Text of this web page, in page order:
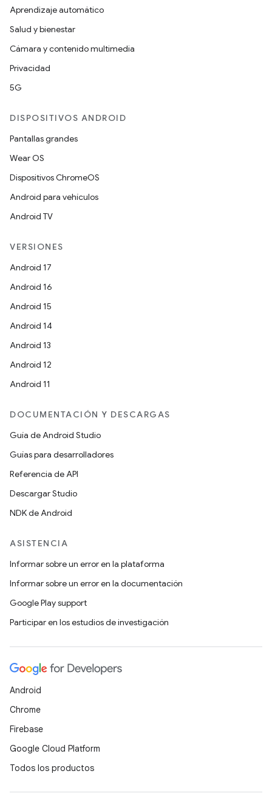
Aprendizaje automático
Salud y bienestar
Cámara y contenido multimedia
Privacidad
5G
DISPOSITIVOS ANDROID
Pantallas grandes
Wear OS
Dispositivos ChromeOS
Android para vehículos
Android TV
VERSIONES
Android 17
Android 16
Android 15
Android 14
Android 13
Android 12
Android 11
DOCUMENTACIÓN Y DESCARGAS
Guía de Android Studio
Guías para desarrolladores
Referencia de API
Descargar Studio
NDK de Android
ASISTENCIA
Informar sobre un error en la plataforma
Informar sobre un error en la documentación
Google Play support
Participar en los estudios de investigación
Android
Chrome
Firebase
Google Cloud Platform
Todos los productos